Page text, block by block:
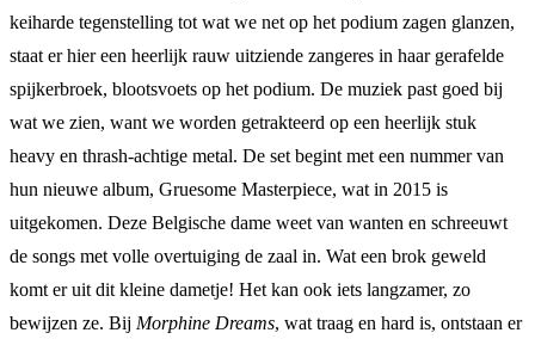
keiharde tegenstelling tot wat we net op het podium zagen glanzen,
staat er hier een heerlijk rauw uitziende zangeres in haar gerafelde
spijkerbroek, blootsvoets op het podium. De muziek past goed bij
wat we zien, want we worden getrakteerd op een heerlijk stuk
heavy en thrash-achtige metal. De set begint met een nummer van
hun nieuwe album, Gruesome Masterpiece, wat in 2015 is
uitgekomen. Deze Belgische dame weet van wanten en schreeuwt
de songs met volle overtuiging de zaal in. Wat een brok geweld
komt er uit dit kleine dametje! Het kan ook iets langzamer, zo
bewijzen ze. Bij Morphine Dreams, wat traag en hard is, ontstaan er